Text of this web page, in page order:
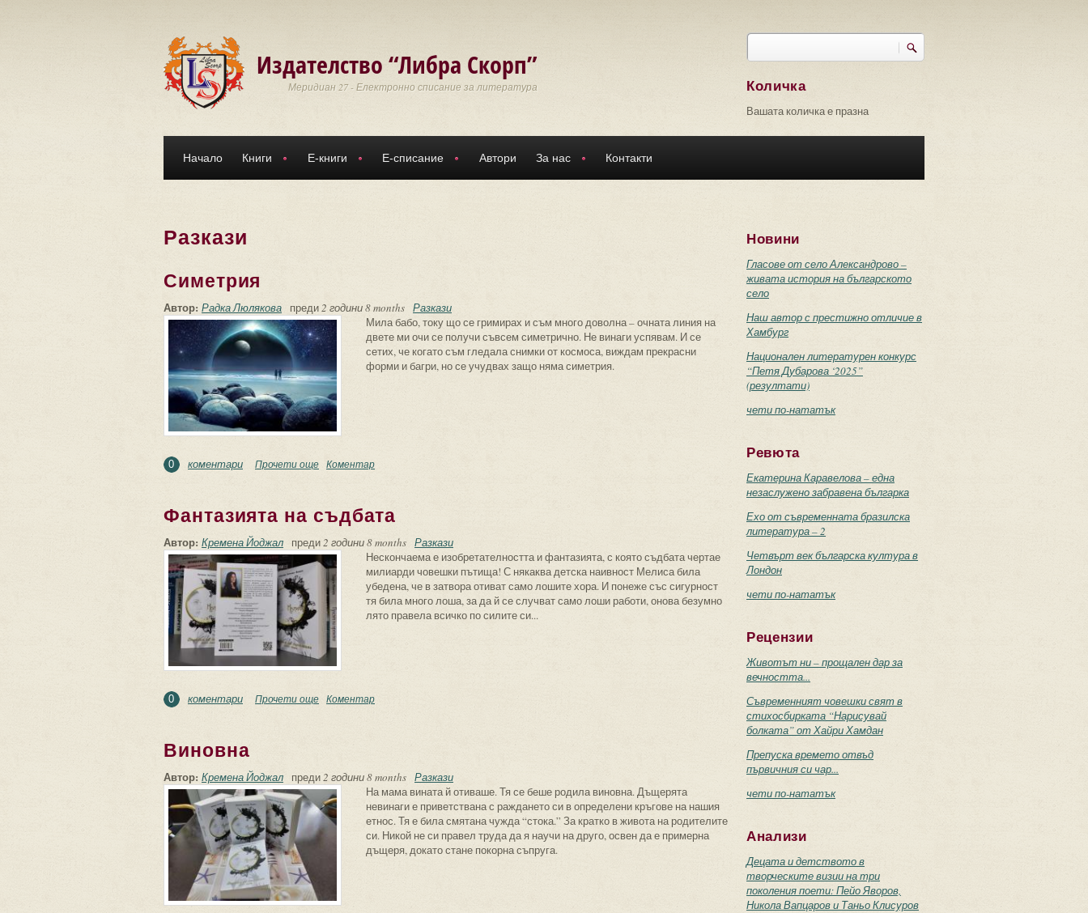
Издателство “Либра Скорп”
Меридиан 27 - Електронно списание за литература
Търси
Количка
Вашата количка е празна
Начало Книги Е-книги Е-списание Автори За нас Контакти
Разкази
Симетрия
Автор: Радка Люлякова преди2 години 8 months Разкази
Мила бабо, току що се гримирах и съм много доволна – очната линия на
двете ми очи се получи съвсем симетрично. Не винаги успявам. И се
сетих, че когато съм гледала снимки от космоса, виждам прекрасни
форми и багри, но се учудвах защо няма симетрия.
0 коментари Прочети още about Симетрия
Коментар
Фантазията на съдбата
Автор: Кремена Йоджал преди2 години 8 months Разкази
Нескончаема е изобретателността и фантазията, с която съдбата чертае
милиарди човешки пътища! С някаква детска наивност Мелиса била
убедена, че в затвора отиват само лошите хора. И понеже със сигурност
тя била много лоша, за да й се случват само лоши работи, онова безумно
лято правела всичко по силите си...
0 коментари Прочети още about Фантазията на съдбата
Коментар
Виновна
Автор: Кремена Йоджал преди2 години 8 months Разкази
На мама вината й отиваше. Тя се беше родила виновна. Дъщерята
невинаги е приветствана с раждането си в определени кръгове на нашия
етнос. Тя е била смятана чужда “стока.” За кратко в живота на родителите
си. Никой не си правел труда да я научи на друго, освен да е примерна
дъщеря, докато стане покорна съпруга.
Новини
Гласове от село Александрово –
живата история на българското
село
Наш автор с престижно отличие в
Хамбург
Национален литературен конкурс
“Петя Дубарова ‘2025”
(резултати)
чети по-нататък
Ревюта
Екатерина Каравелова – една
незаслужено забравена българка
Ехо от съвременната бразилска
литература – 2
Четвърт век българска култура в
Лондон
чети по-нататък
Рецензии
Животът ни – прощален дар за
вечността...
Съвременният човешки свят в
стихосбирката “Нарисувай
болката” от Хайри Хамдан
Препуска времето отвъд
първичния си чар...
чети по-нататък
Анализи
Децата и детството в
творческите визии на три
поколения поети: Пейо Яворов,
Никола Вапцаров и Таньо Клисуров